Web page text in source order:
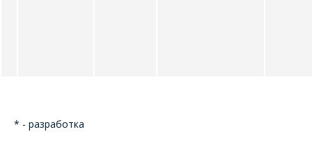
* - разработка